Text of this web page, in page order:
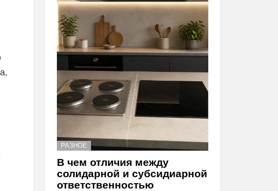
РАЗНОЕ
В чем отличия между
солидарной и субсидиарной
ответственностью